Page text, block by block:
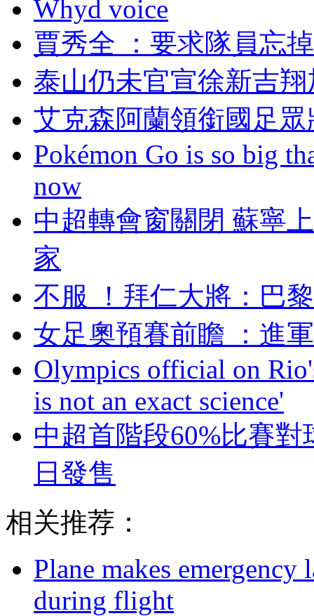
Whyd voice
賈秀全 ：要求隊員
泰山仍未官宣徐新吉
艾克森阿蘭領銜國足
Pokémon Go is so big
now
中超轉會窗關閉 蘇寧
家
不服 ！拜仁大將
女足奧預賽前瞻 ：
Olympics official on
is not an exact science'
中超首階段60%比賽
日發售
相关推荐：
Plane makes
during flight